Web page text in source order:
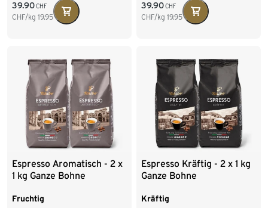
39.90CHF
CHF/kg 19.95
39.90CHF
CHF/kg 19.95
Espresso Aromatisch - 2 x
1 kg Ganze Bohne
Fruchtig
Espresso Kräftig - 2 x 1 kg
Ganze Bohne
Kräftig